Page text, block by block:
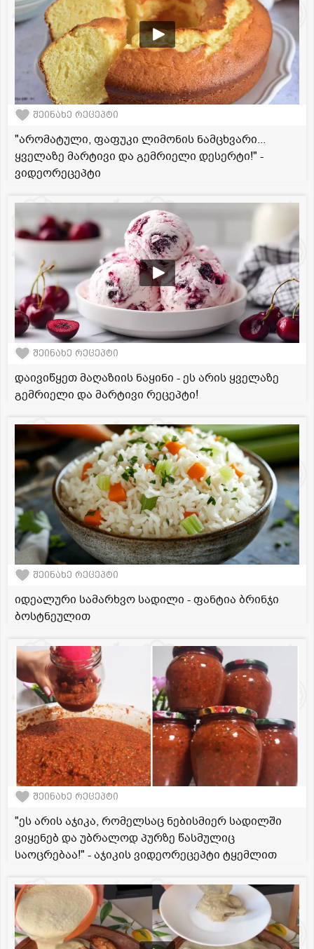
შეინახე რეცეპტი
"არომატული, ფაფუკი ლიმონის ნამცხვარი...
ყველაზე მარტივი და გემრიელი დესერტი!" -
ვიდეორეცეპტი
შეინახე რეცეპტი
დაივიწყეთ მაღაზიის ნაყინი - ეს არის ყველაზე
გემრიელი და მარტივი რეცეპტი!
შეინახე რეცეპტი
იდეალური სამარხვო სადილი - ფანტია ბრინჯი
ბოსტნეულით
შეინახე რეცეპტი
"ეს არის აჯიკა, რომელსაც ნებისმიერ სადილში
ვიყენებ და უბრალოდ პურზე წასმულიც
საოცრებაა!" - აჯიკის ვიდეორეცეპტი ტყემლით